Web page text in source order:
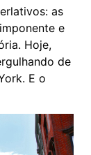
as
e
Hoje,
de
E o